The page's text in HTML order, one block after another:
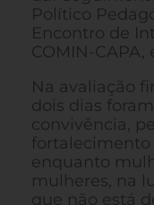
Político
Encontro de
COMIN-
Na avaliação
dois dias
convivência,
enquanto
mulheres, na
que não está